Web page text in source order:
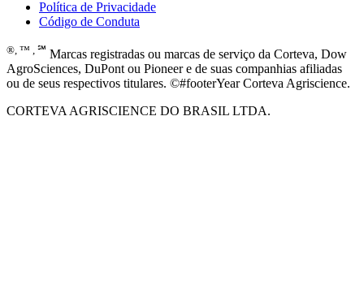
Política de Privacidade
Código de Conduta
®, ™ , ℠ Marcas registradas ou marcas de serviço da Corteva, Dow
AgroSciences, DuPont ou Pioneer e de suas companhias afiliadas
ou de seus respectivos titulares. ©#footerYear Corteva Agriscience.
CORTEVA AGRISCIENCE DO BRASIL LTDA.